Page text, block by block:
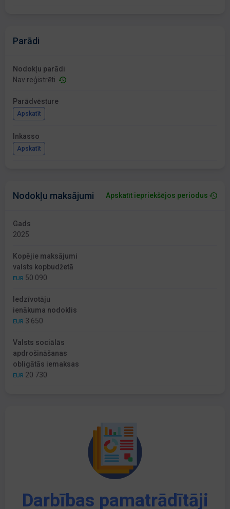
Parādi
Nodokļu parādi
Nav reģistrēti
Parādvēsture
Apskatīt
Inkasso
Apskatīt
Nodokļu maksājumi Apskatīt iepriekšējos periodus
Gads
2025
Kopējie maksājumi
valsts kopbudžetā
EUR 50 090
Iedzīvotāju
ienākuma nodoklis
EUR 3 650
Valsts sociālās
apdrošināšanas
obligātās iemaksas
EUR 20 730
Darbības pamatrādītāji